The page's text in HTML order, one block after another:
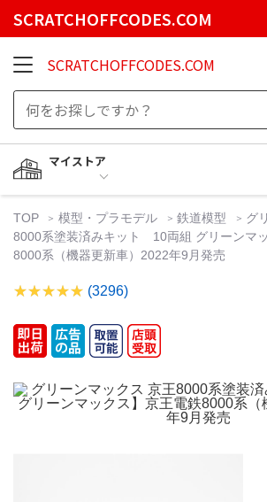
SCRATCHOFFCODES.COM
SCRATCHOFFCODES.COM
マイストア
TOP 模型・プラモデル 鉄道模型
グ
8000系塗装済みキット 10両組 グリーンマ
8000系（機器更新車）2022年9月発売
(3296)